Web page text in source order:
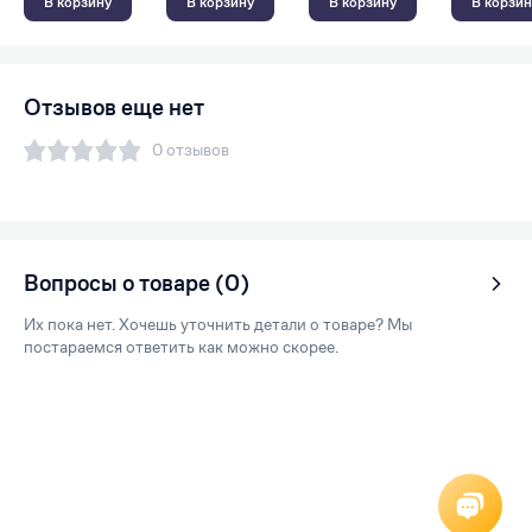
Отзывов еще нет
0 отзывов
Вопросы о товаре (0)
Их пока нет. Хочешь уточнить детали о товаре? Мы
постараемся ответить как можно скорее.